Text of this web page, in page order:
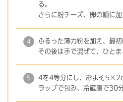
る。
さらに粉チーズ、卵の順に加
ふるった薄力粉を加え、最初
その後は手で混ぜて、ひとま
4を4等分にし、およそ
ラップで包み、冷蔵庫で30